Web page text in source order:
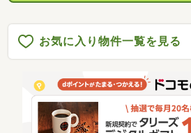
お気に入り物件一覧を見る